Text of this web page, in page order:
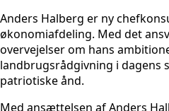
Anders Halberg er ny
økonomiafdeling. Med det
overvejelser om hans
landbrugsrådgivning i dagens
patriotiske ånd.
Med ansættelsen af Anders